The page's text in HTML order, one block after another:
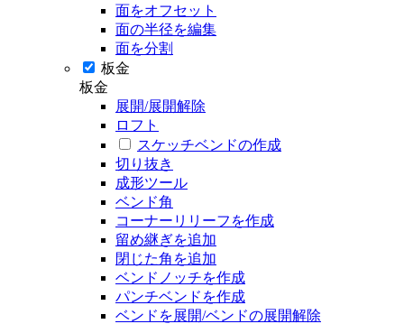
面をオフセット
面の半径を編集
面を分割
板金
板金
展開/展開解除
ロフト
スケッチベンドの作成
切り抜き
成形ツール
ベンド角
コーナーリリーフを作成
留め継ぎを追加
閉じた角を追加
ベンドノッチを作成
パンチベンドを作成
ベンドを展開/ベンドの展開解除